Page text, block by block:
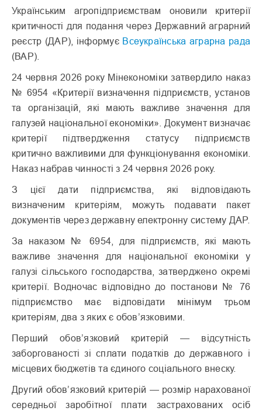
Українським агропідприємствам оновили критерії
критичності для подання через Державний аграрний
реєстр (ДАР), інформує Всеукраїнська аграрна рада
(ВАР).
24 червня 2026 року Мінекономіки затвердило наказ
№ 6954 «Критерії визначення підприємств, установ
та організацій, які мають важливе значення для
галузей національної економіки». Документ визначає
критерії підтвердження статусу підприємств
критично важливими для функціонування економіки.
Наказ набрав чинності з 24 червня 2026 року.
З цієї дати підприємства, які відповідають
визначеним критеріям, можуть подавати пакет
документів через державну електронну систему ДАР.
За наказом № 6954, для підприємств, які мають
важливе значення для національної економіки у
галузі сільського господарства, затверджено окремі
критерії. Водночас відповідно до постанови № 76
підприємство має відповідати мінімум трьом
критеріям, два з яких є обов’язковими.
Перший обов’язковий критерій — відсутність
заборгованості зі сплати податків до державного і
місцевих бюджетів та єдиного соціального внеску.
Другий обов’язковий критерій — розмір нарахованої
середньої заробітної плати застрахованих осіб